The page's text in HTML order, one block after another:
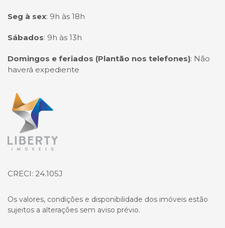
Seg à sex: 9h às 18h
Sábados: 9h às 13h
Domingos e feriados (Plantão nos telefones): Não
haverá expediente
Página inicial
CRECI: 24.105J
Os valores, condições e disponibilidade dos imóveis estão
sujeitos a alterações sem aviso prévio.